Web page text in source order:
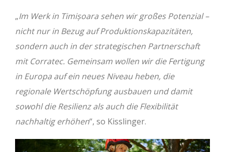
„Im Werk in Timișoara sehen wir großes Potenzial –
nicht nur in Bezug auf Produktionskapazitäten,
sondern auch in der strategischen Partnerschaft
mit Corratec. Gemeinsam wollen wir die Fertigung
in Europa auf ein neues Niveau heben, die
regionale Wertschöpfung ausbauen und damit
sowohl die Resilienz als auch die Flexibilität
nachhaltig erhöhen“, so Kisslinger.